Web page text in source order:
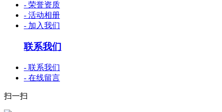
- 荣誉资质
- 活动相册
- 加入我们
联系我们
- 联系我们
- 在线留言
扫一扫